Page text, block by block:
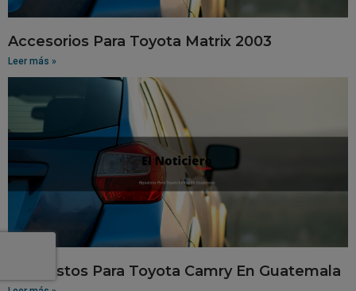
Accesorios Para Toyota Matrix 2003
Leer más »
Repuestos Para Toyota Camry En Guatemala